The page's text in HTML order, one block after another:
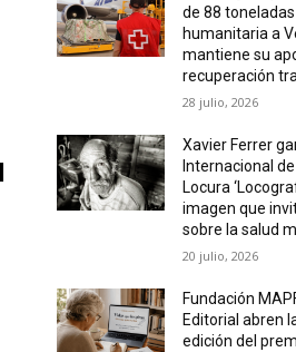
de 88
humanitaria a
mantiene su
recuperación
28 julio, 2026
Xavier Ferrer
Internacional
Locura
imagen que
sobre la salud
20 julio, 2026
Fundación
Editorial abren
edición del